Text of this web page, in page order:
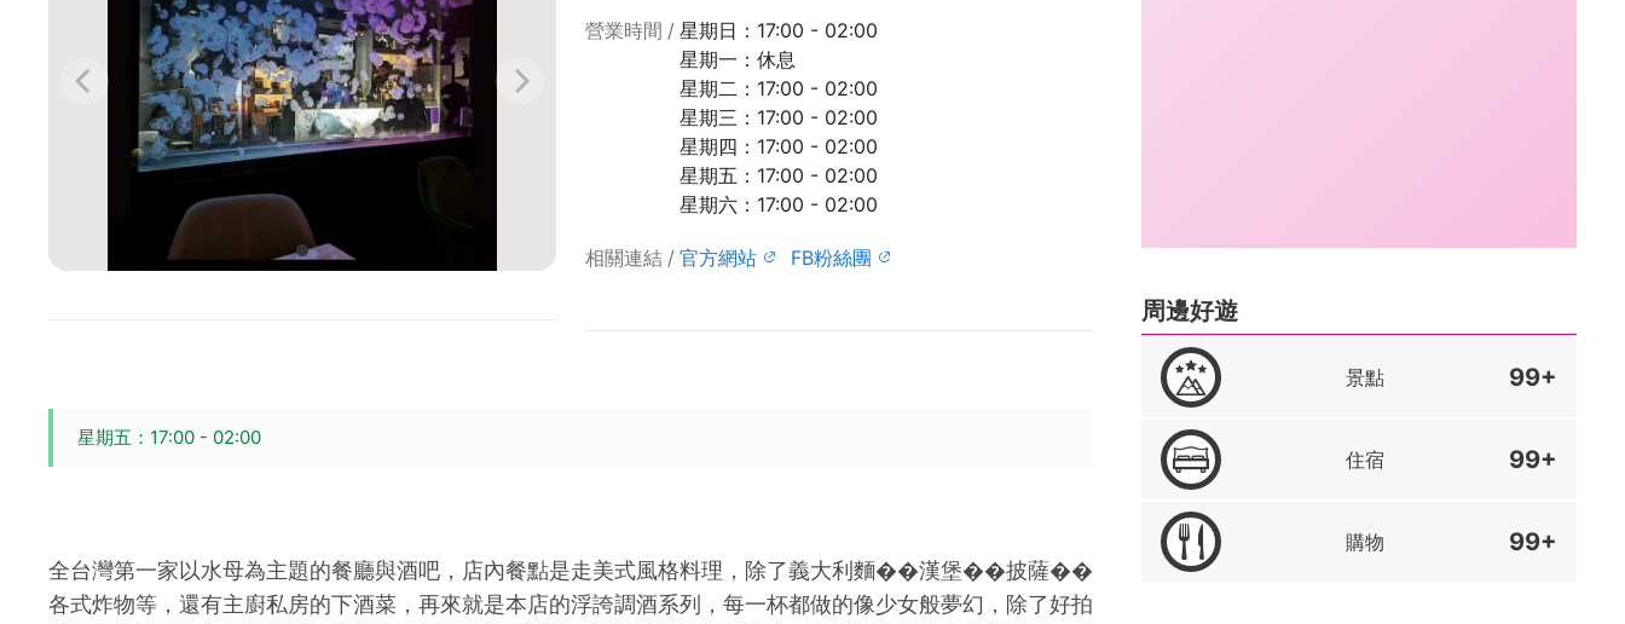
營業時間
星期日：17:00 - 02:00
星期一：休息
星期二：17:00 - 02:00
星期三：17:00 - 02:00
星期四：17:00 - 02:00
星期五：17:00 - 02:00
星期六：17:00 - 02:00
相關連結 官方網站 FB粉絲團
星期五：17:00 - 02:00
全台灣第一家以水母為主題的餐廳與酒吧，店內餐點是走美式風格料理，除了義大利麵��漢堡��披薩��
各式炸物等，還有主廚私房的下酒菜，再來就是本店的浮誇調酒系列，每一杯都做的像少女般夢幻，除了好拍
周邊好遊
景點 99+
住宿 99+
購物 99+